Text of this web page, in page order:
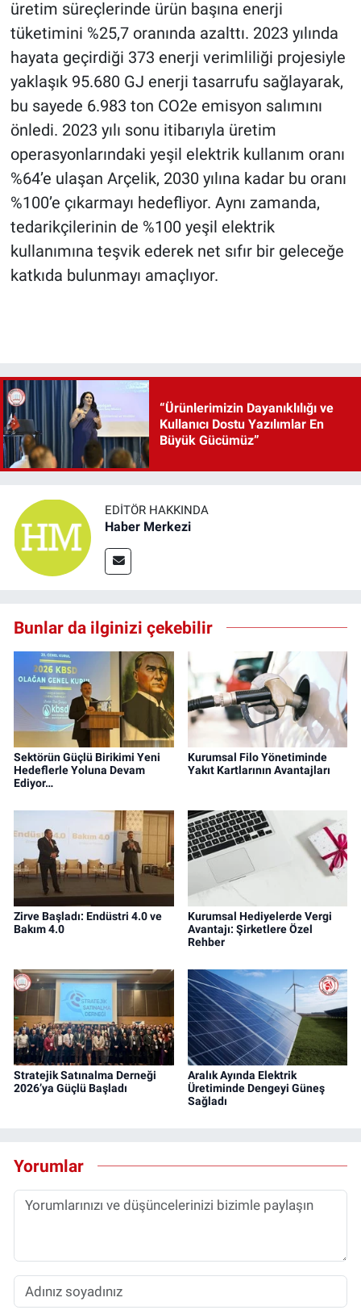
üretim süreçlerinde ürün başına enerji
tüketimini %25,7 oranında azalttı. 2023 yılında
hayata geçirdiği 373 enerji verimliliği projesiyle
yaklaşık 95.680 GJ enerji tasarrufu sağlayarak,
bu sayede 6.983 ton CO2e emisyon salımını
önledi. 2023 yılı sonu itibarıyla üretim
operasyonlarındaki yeşil elektrik kullanım oranı
%64’e ulaşan Arçelik, 2030 yılına kadar bu oranı
%100’e çıkarmayı hedefliyor. Aynı zamanda,
tedarikçilerinin de %100 yeşil elektrik
kullanımına teşvik ederek net sıfır bir geleceğe
katkıda bulunmayı amaçlıyor.
“Ürünlerimizin Dayanıklılığı ve
Kullanıcı Dostu Yazılımlar En
Büyük Gücümüz”
EDITÖR HAKKINDA
Haber Merkezi
Bunlar da ilginizi çekebilir
Sektörün Güçlü Birikimi Yeni
Hedeflerle Yoluna Devam
Ediyor…
Kurumsal Filo Yönetiminde
Yakıt Kartlarının Avantajları
Zirve Başladı: Endüstri 4.0 ve
Bakım 4.0
Kurumsal Hediyelerde Vergi
Avantajı: Şirketlere Özel
Rehber
Stratejik Satınalma Derneği
2026’ya Güçlü Başladı
Aralık Ayında Elektrik
Üretiminde Dengeyi Güneş
Sağladı
Yorumlar